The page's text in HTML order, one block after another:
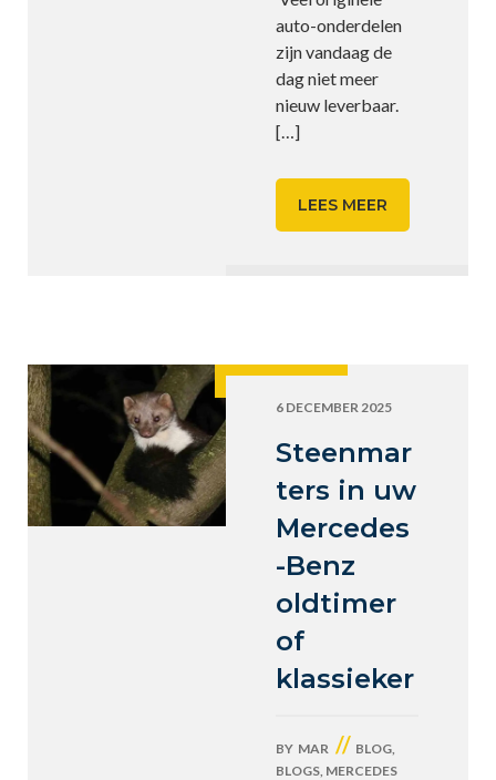
auto-onderdelen
zijn vandaag de
dag niet meer
nieuw leverbaar.
[…]
LEES MEER
6 DECEMBER 2025
Steenmar
ters in uw
Mercedes
-Benz
oldtimer
of
klassieker
BY MAR // BLOG,
BLOGS, MERCEDES